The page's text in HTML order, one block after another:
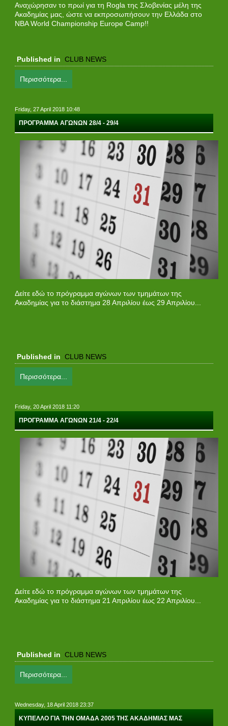
Αναχώρησαν το πρωί για τη Rogla της Σλοβενίας μέλη της
Ακαδημίας μας, ώστε να εκπροσωπήσουν την Ελλάδα στο
NBA World Championship Europe Camp!!
Published in CLUB NEWS
Περισσότερα...
Friday, 27 April 2018 10:48
ΠΡΟΓΡΑΜΜΑ ΑΓΩΝΩΝ 28/4 - 29/4
Δείτε εδώ το πρόγραμμα αγώνων των τμημάτων της
Ακαδημίας για το διάστημα 28 Απριλίου έως 29 Απριλίου...
Published in CLUB NEWS
Περισσότερα...
Friday, 20 April 2018 11:20
ΠΡΟΓΡΑΜΜΑ ΑΓΩΝΩΝ 21/4 - 22/4
Δείτε εδώ το πρόγραμμα αγώνων των τμημάτων της
Ακαδημίας για το διάστημα 21 Απριλίου έως 22 Απριλίου...
Published in CLUB NEWS
Περισσότερα...
Wednesday, 18 April 2018 23:37
ΚΥΠΕΛΛΟ ΓΙΑ ΤΗΝ ΟΜΑΔΑ 2005 ΤΗΣ ΑΚΑΔΗΜΙΑΣ ΜΑΣ